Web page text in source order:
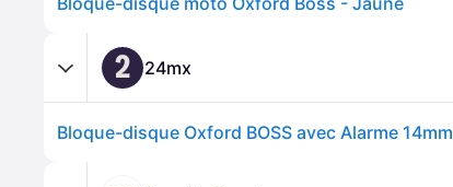
2 24mx
Bloque-disque Oxford BOSS avec Alarme 14mm